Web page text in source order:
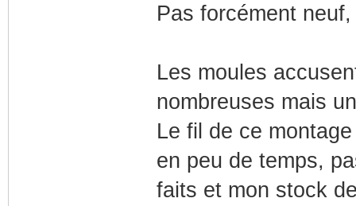
Pas forcément
Les moules
nombreuses mais
Le fil de ce
en peu de temps,
faits et mon stock